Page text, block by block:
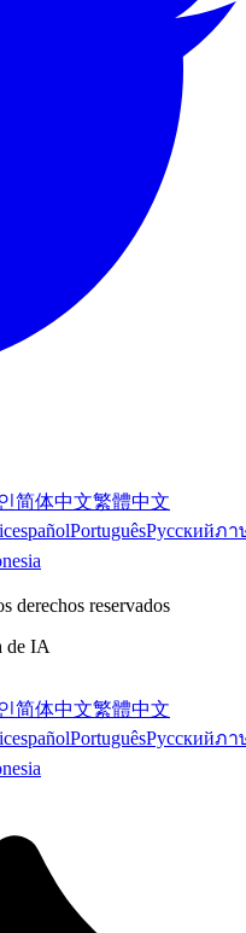
简体中文繁體中文
españolPortuguêsРусскийภา
derechos reservados
de IA
简体中文繁體中文
españolPortuguêsРусскийภา